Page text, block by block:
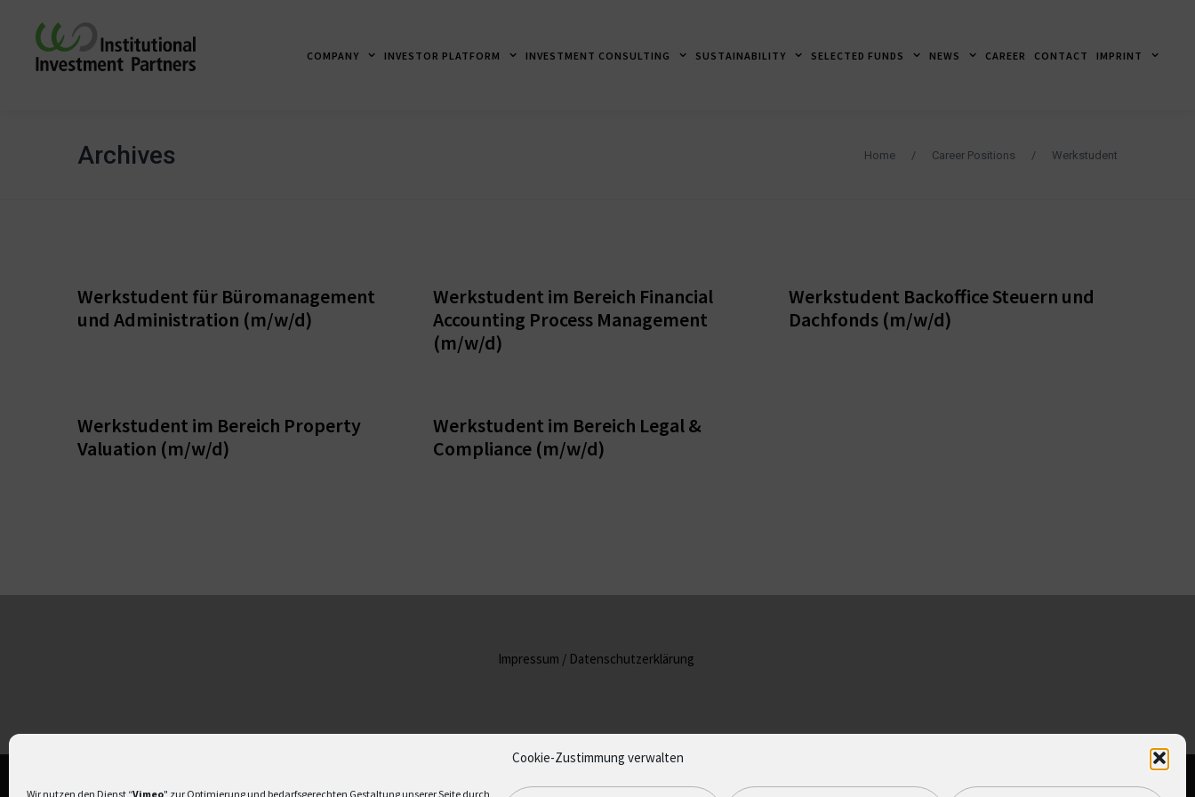
Cookie-Zustimmung verwalten
Wir nutzen den Dienst “Vimeo" zur Optimierung und bedarfsgerechten Gestaltung unserer Seite durch
COMPANY INVESTOR PLATFORM INVESTMENT CONSULTING SUSTAINABILITY SELECTED FUNDS NEWS CAREER CONTACT IMPRINT
Archives Home / Career Positions / Werkstudent
Werkstudent für Büromanagement
und Administration (m/w/d)
Werkstudent im Bereich Financial
Accounting Process Management
(m/w/d)
Werkstudent Backoffice Steuern und
Dachfonds (m/w/d)
Werkstudent im Bereich Property
Valuation (m/w/d)
Werkstudent im Bereich Legal &
Compliance (m/w/d)
Impressum / Datenschutzerklärung